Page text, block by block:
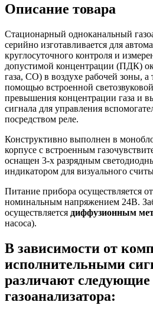
Описание товара
Стационарный одноканальный
серийно изготавливается для
круглосуточного контроля и
допустимой концентрации (ПДК)
газа, CO) в воздухе рабочей зоны,
помощью встроенной
превышения концентрации газа и
сигнала для управления
посредством реле.
Конструктивно выполнен в
корпусе с встроенным
оснащен 3-х разрядным
индикатором для визуального
Питание прибора осуществляется
номинальным напряжением 24В.
осуществляется диффузионным
насоса).
В зависимости от
исполнительными
различают
газоанализатора: